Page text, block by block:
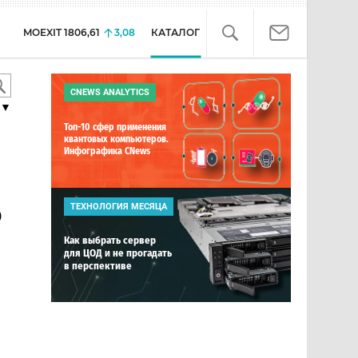
MOEXIT 1806,61 3,08 КАТАЛОГ
CNEWS ANALYTICS
Топ-10 сфер применения
квантовых компьютеров.
Инфографика CNews
ТЕХНОЛОГИЯ МЕСЯЦА
Как выбрать сервер
для ЦОД и не прогадать
в перспективе